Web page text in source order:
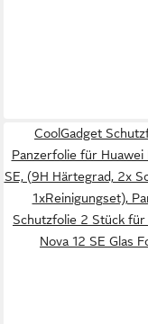
CoolGadget
Panzerfolie für Huawei
SE, (9H Härtegrad, 2x
1xReinigungset),
Schutzfolie 2 Stück für
Nova 12 SE Glas